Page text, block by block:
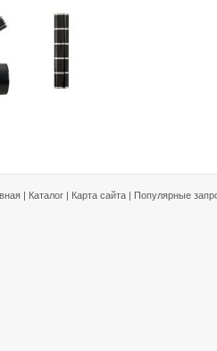
| Каталог | Карта сайта | Популярные